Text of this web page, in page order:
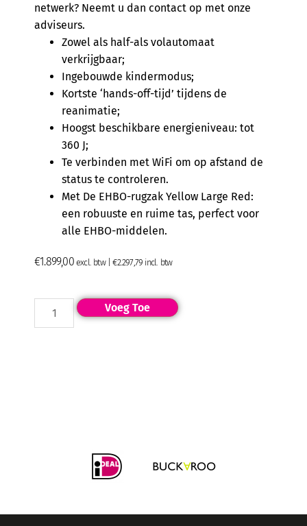
netwerk? Neemt u dan contact op met onze
adviseurs.
Zowel als half-als volautomaat
verkrijgbaar;
Ingebouwde kindermodus;
Kortste ‘hands-off-tijd’ tijdens de
reanimatie;
Hoogst beschikbare energieniveau: tot
360 J;
Te verbinden met WiFi om op afstand de
status te controleren.
Met De EHBO-rugzak Yellow Large Red:
een robuuste en ruime tas, perfect voor
alle EHBO-middelen.
€1.899,00 excl. btw |€2.297,79 incl. btw
Voeg Toe